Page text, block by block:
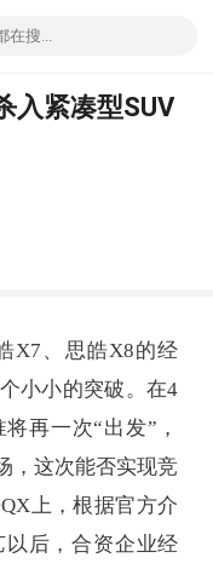
入紧凑型SUV
X7、思皓X8的经
小小的突破。在4
再一次“出发”，
，这次能否实现竞
上，根据官方介
后，合资企业经